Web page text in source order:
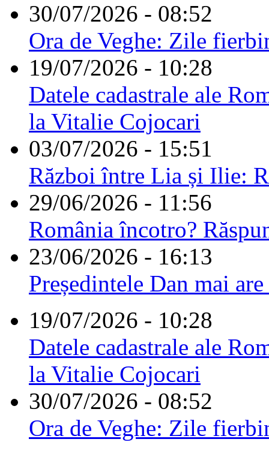
30/07/2026 - 08:52
Ora de Veghe: Zile
19/07/2026 - 10:28
Datele cadastrale ale
la Vitalie Cojocari
03/07/2026 - 15:51
Război între Lia și Ilie:
29/06/2026 - 11:56
România încotro?
23/06/2026 - 16:13
Președintele Dan mai
19/07/2026 - 10:28
Datele cadastrale ale
la Vitalie Cojocari
30/07/2026 - 08:52
Ora de Veghe: Zile